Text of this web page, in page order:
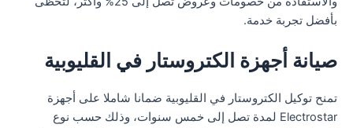
بأفضل تجربة خدمة.
صيانة أجهزة الكتروستار في القليوبية
تمنح توكيل الكتروستار في القليوبية ضمانا شاملا على أجهزة
Electrostar لمدة تصل إلى خمس سنوات، وذلك حسب نوع